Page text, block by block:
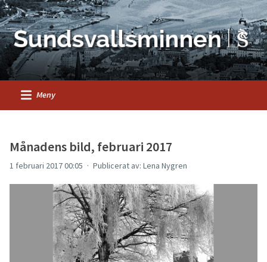
Meny
Månadens bild, februari 2017
1 februari 2017 00:05 Publicerat av: Lena Nygren